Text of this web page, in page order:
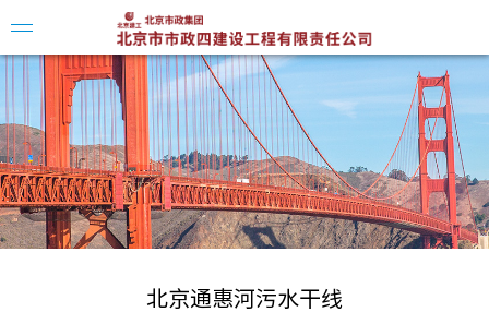
公司简
领导致
北京通惠河污水干线